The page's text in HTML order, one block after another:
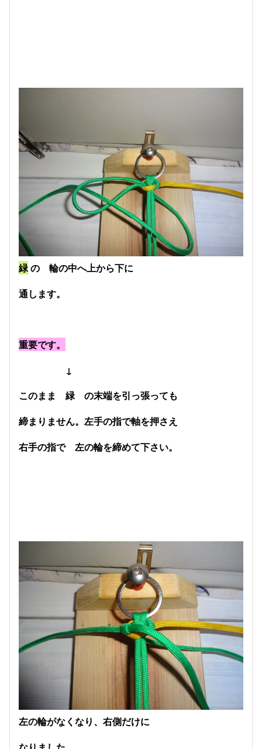
緑の 輪の中へ上から下に
通します。
重要です。
↓
このまま 緑 の末端を引っ張っても
締まりません。左手の指で軸を押さえ
右手の指で 左の輪を締めて下さい。
左の輪がなくなり、右側だけに